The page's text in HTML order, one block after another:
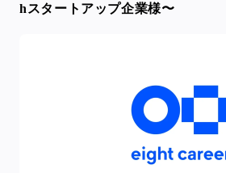
hスタートアップ企業様〜